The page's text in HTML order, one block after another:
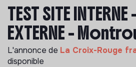
TEST SITE INTERNE
EXTERNE -
L'annonce de La Croix-Rouge
disponible